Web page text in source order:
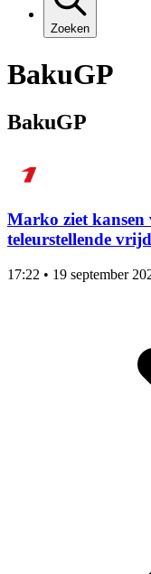
Zoeken
BakuGP
BakuGP
Marko ziet kansen
teleurstellende
17:22 • 19 september